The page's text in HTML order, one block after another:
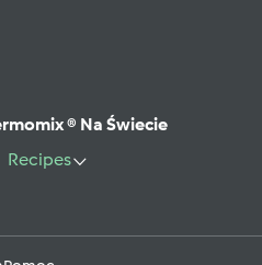
® Na Świecie
Recipes